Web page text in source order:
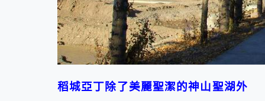
稻城亞丁除了美麗聖潔的神山聖湖外